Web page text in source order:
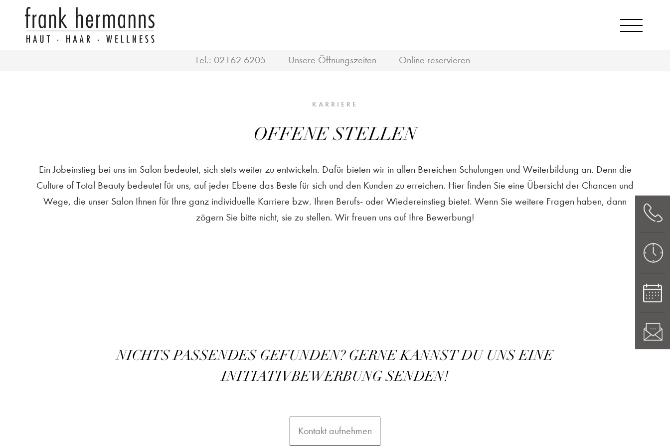
Tel.: 02162 6205 Unsere Öffnungszeiten Online reservieren
KARRIERE
OFFENE STELLEN
Ein Jobeinstieg bei uns im Salon bedeutet, sich stets weiter zu entwickeln. Dafür bieten wir in allen Bereichen Schulungen und Weiterbildung an. Denn die
Culture of Total Beauty bedeutet für uns, auf jeder Ebene das Beste für sich und den Kunden zu erreichen. Hier finden Sie eine Übersicht der Chancen und
Wege, die unser Salon Ihnen für Ihre ganz individuelle Karriere bzw. Ihren Berufs- oder Wiedereinstieg bietet. Wenn Sie weitere Fragen haben, dann
zögern Sie bitte nicht, sie zu stellen. Wir freuen uns auf Ihre Bewerbung!
NICHTS PASSENDES GEFUNDEN? GERNE KANNST DU UNS EINE
INITIATIVBEWERBUNG SENDEN!
Kontakt aufnehmen